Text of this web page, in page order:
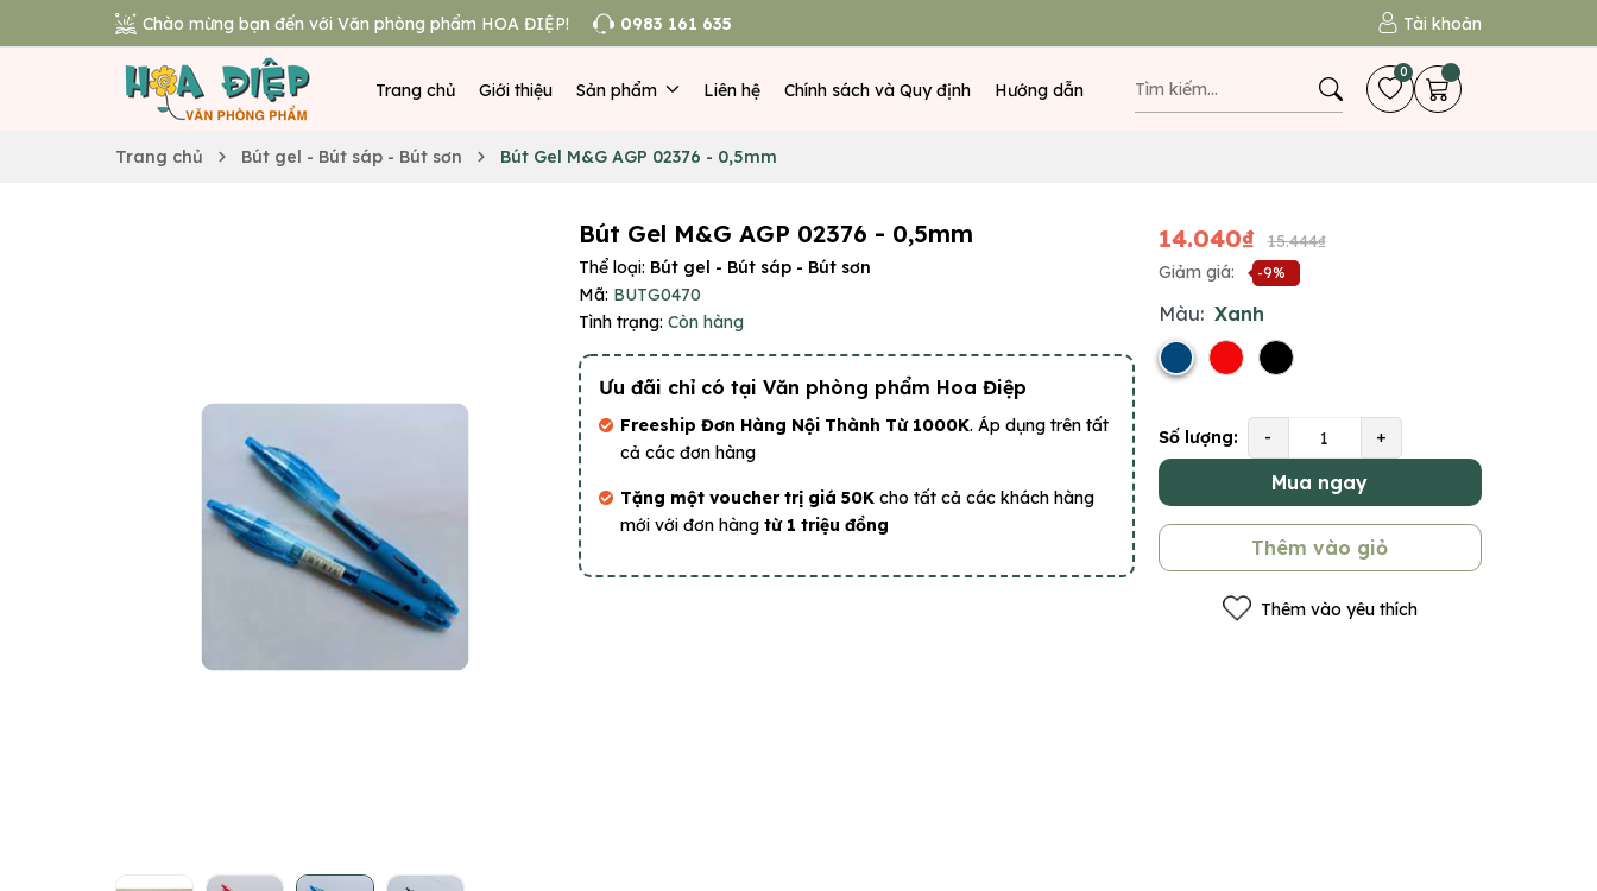
Chào mừng bạn đến với Văn phòng phẩm HOA ĐIỆP! 0983 161 635 Tài khoản
Trang chủ Giới thiệu Sản phẩm Liên hệ Chính sách và Quy định Hướng dẫn
0
Trang chủ Bút gel - Bút sáp - Bút sơn Bút Gel M&G AGP 02376 - 0,5mm
Bút Gel M&G AGP 02376 - 0,5mm
Thể loại: Bút gel - Bút sáp - Bút sơn
Mã: BUTG0470
Tình trạng: Còn hàng
Ưu đãi chỉ có tại Văn phòng phẩm Hoa Điệp
Freeship Đơn Hàng Nội Thành Từ 1000K. Áp dụng trên tất
cả các đơn hàng
Tặng một voucher trị giá 50K cho tất cả các khách hàng
mới với đơn hàng từ 1 triệu đồng
14.040₫
15.444₫
Giảm giá:
-9%
Màu: Xanh
Số lượng: - +
Mua ngay
Thêm vào giỏ
Thêm vào yêu thích